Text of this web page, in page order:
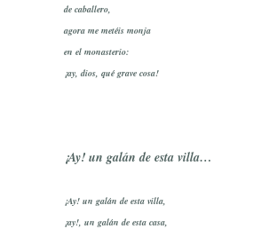
de caballero,
agora me metéis monja
en el monasterio:
¡ay, dios, qué grave cosa!
¡Ay! un galán de esta villa…
¡Ay! un galán de esta villa,
¡ay!, un galán de esta casa,